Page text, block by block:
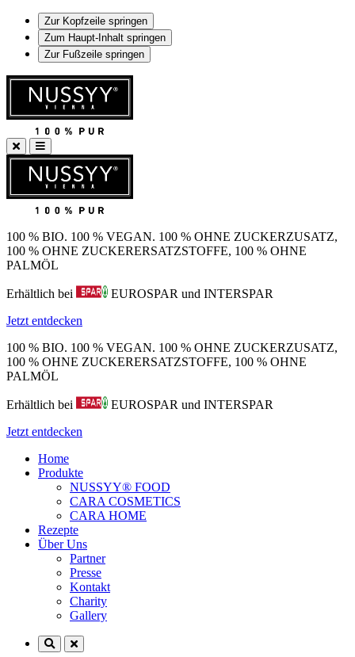
Zur Kopfzeile springen
Zum Haupt-Inhalt springen
Zur Fußzeile springen
100 % BIO. 100 % VEGAN. 100 % OHNE ZUCKERZUSATZ,
100 % OHNE ZUCKERERSATZSTOFFE, 100 % OHNE
PALMÖL
Erhältlich bei
EUROSPAR und INTERSPAR
Jetzt entdecken
100 % BIO. 100 % VEGAN. 100 % OHNE ZUCKERZUSATZ,
100 % OHNE ZUCKERERSATZSTOFFE, 100 % OHNE
PALMÖL
Erhältlich bei
EUROSPAR und INTERSPAR
Jetzt entdecken
Home
Produkte
NUSSYY® FOOD
CARA COSMETICS
CARA HOME
Rezepte
Über Uns
Partner
Presse
Kontakt
Charity
Gallery